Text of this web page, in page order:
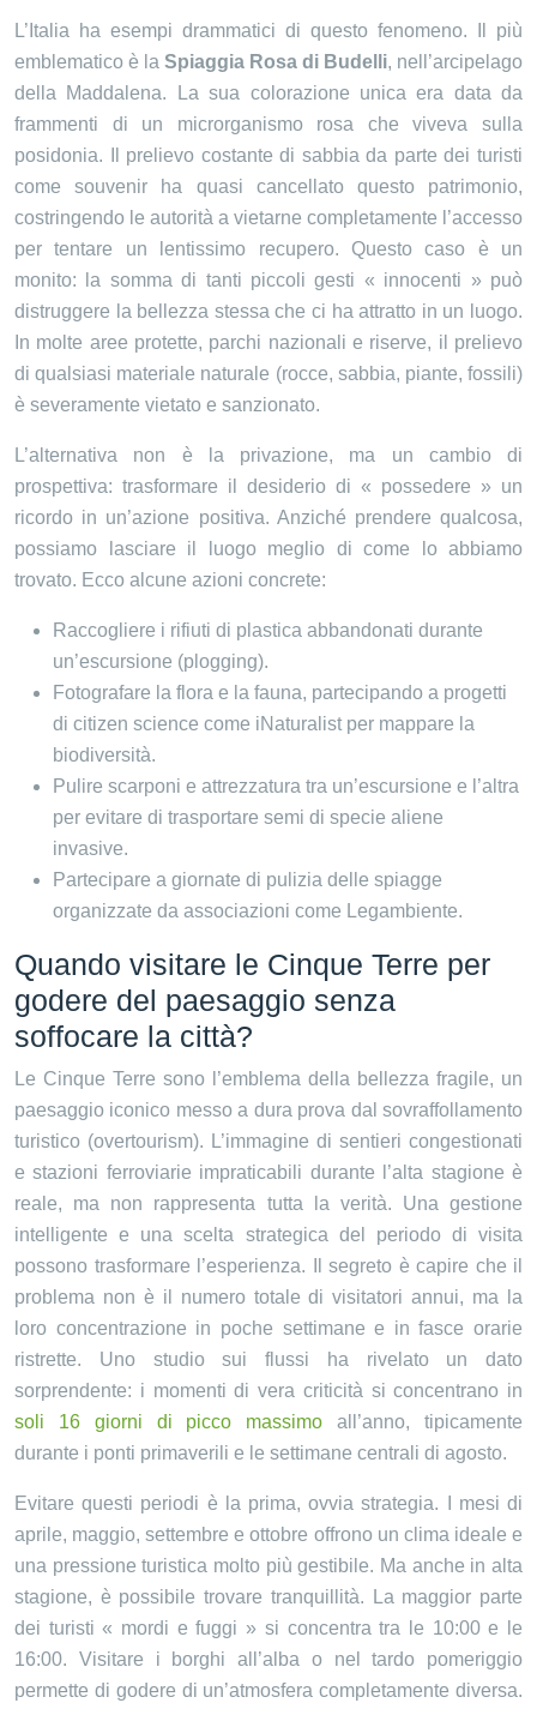
L’Italia ha esempi drammatici di questo fenomeno. Il più
emblematico è la Spiaggia Rosa di Budelli, nell’arcipelago
della Maddalena. La sua colorazione unica era data da
frammenti di un microrganismo rosa che viveva sulla
posidonia. Il prelievo costante di sabbia da parte dei turisti
come souvenir ha quasi cancellato questo patrimonio,
costringendo le autorità a vietarne completamente l’accesso
per tentare un lentissimo recupero. Questo caso è un
monito: la somma di tanti piccoli gesti « innocenti » può
distruggere la bellezza stessa che ci ha attratto in un luogo.
In molte aree protette, parchi nazionali e riserve, il prelievo
di qualsiasi materiale naturale (rocce, sabbia, piante, fossili)
è severamente vietato e sanzionato.
L’alternativa non è la privazione, ma un cambio di
prospettiva: trasformare il desiderio di « possedere » un
ricordo in un’azione positiva. Anziché prendere qualcosa,
possiamo lasciare il luogo meglio di come lo abbiamo
trovato. Ecco alcune azioni concrete:
Raccogliere i rifiuti di plastica abbandonati durante
un’escursione (plogging).
Fotografare la flora e la fauna, partecipando a progetti
di citizen science come iNaturalist per mappare la
biodiversità.
Pulire scarponi e attrezzatura tra un’escursione e l’altra
per evitare di trasportare semi di specie aliene
invasive.
Partecipare a giornate di pulizia delle spiagge
organizzate da associazioni come Legambiente.
Quando visitare le Cinque Terre per
godere del paesaggio senza
soffocare la città?
Le Cinque Terre sono l’emblema della bellezza fragile, un
paesaggio iconico messo a dura prova dal sovraffollamento
turistico (overtourism). L’immagine di sentieri congestionati
e stazioni ferroviarie impraticabili durante l’alta stagione è
reale, ma non rappresenta tutta la verità. Una gestione
intelligente e una scelta strategica del periodo di visita
possono trasformare l’esperienza. Il segreto è capire che il
problema non è il numero totale di visitatori annui, ma la
loro concentrazione in poche settimane e in fasce orarie
ristrette. Uno studio sui flussi ha rivelato un dato
sorprendente: i momenti di vera criticità si concentrano in
soli 16 giorni di picco massimo all’anno, tipicamente
durante i ponti primaverili e le settimane centrali di agosto.
Evitare questi periodi è la prima, ovvia strategia. I mesi di
aprile, maggio, settembre e ottobre offrono un clima ideale e
una pressione turistica molto più gestibile. Ma anche in alta
stagione, è possibile trovare tranquillità. La maggior parte
dei turisti « mordi e fuggi » si concentra tra le 10:00 e le
16:00. Visitare i borghi all’alba o nel tardo pomeriggio
permette di godere di un’atmosfera completamente diversa.